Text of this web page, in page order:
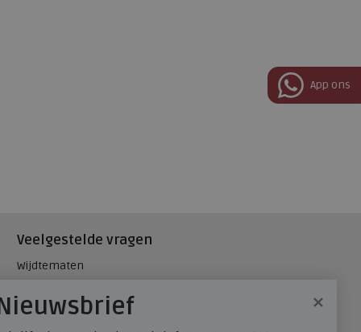
Veelgestelde vragen
Wijdtematen
Maatadvies, wat is mijn
App ons
×